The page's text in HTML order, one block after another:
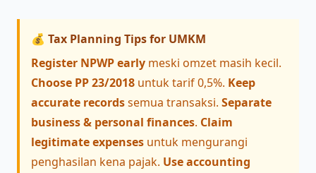
💰 Tax Planning Tips for UMKM
Register NPWP early meski omzet masih kecil.
Choose PP 23/2018 untuk tarif 0,5%. Keep
accurate recordssemua transaksi. Separate
business & personal finances. Claim
legitimate expenses untuk mengurangi
penghasilan kena pajak. Use accounting